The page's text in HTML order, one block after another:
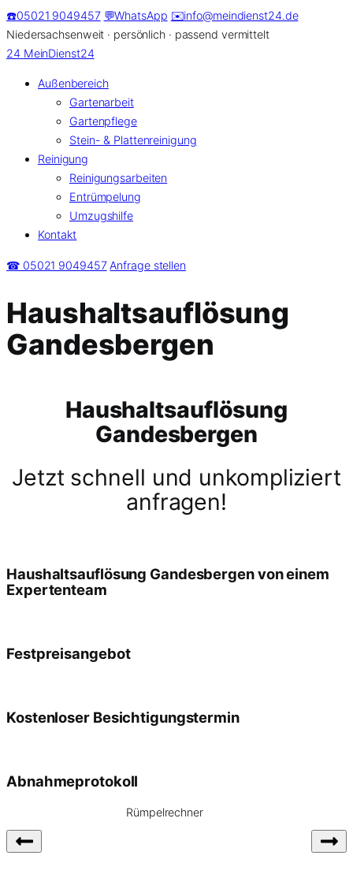
Zum
Inhalt
springen
☎️05021 9049457 💬WhatsApp ✉️info@meindienst24.de
Niedersachsenweit · persönlich · passend vermittelt
24 MeinDienst24
Außenbereich
Gartenarbeit
Gartenpflege
Stein- & Plattenreinigung
Reinigung
Reinigungsarbeiten
Entrümpelung
Umzugshilfe
Kontakt
☎ 05021 9049457 Anfrage stellen
Haushaltsauflösung
Gandesbergen
Haushaltsauflösung
Gandesbergen
Jetzt schnell und unkompliziert
anfragen!
Haushaltsauflösung Gandesbergen von einem
Expertenteam
Festpreisangebot
Kostenloser Besichtigungstermin
Abnahmeprotokoll
Rümpelrechner